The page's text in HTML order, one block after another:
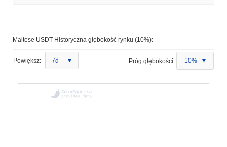
Maltese USDT Historyczna głębokość rynku (10%):
Powiększ: 7d Próg głębokości: 10%